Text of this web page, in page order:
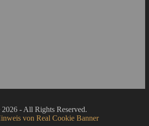
- All Rights Reserved.
von Real Cookie Banner